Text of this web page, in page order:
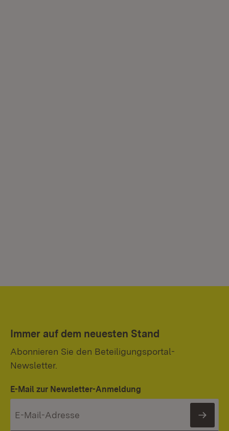
Immer auf dem neuesten Stand
Abonnieren Sie den Beteiligungsportal-
Newsletter.
E-Mail zur Newsletter-Anmeldung